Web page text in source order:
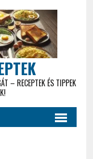
– RECEPTEK ÉS TIPPEK